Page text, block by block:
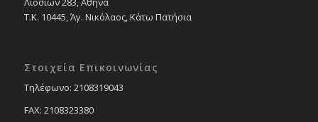
Τ.Κ. 10445, Άγ. Νικόλαος, Κάτω Πατήσια
Στοιχεία Επικοινωνίας
Tηλέφωνο: 2108319043
FAX: 2108323380